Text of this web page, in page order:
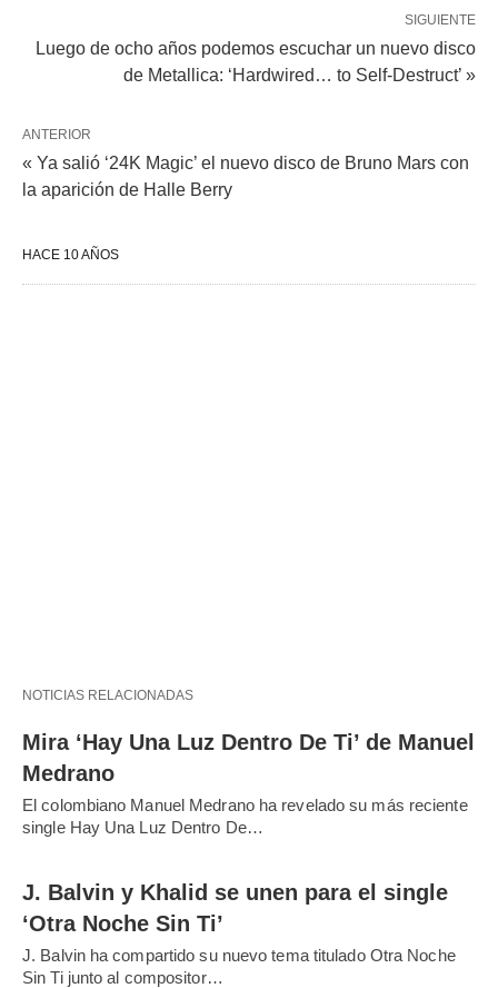
SIGUIENTE
Luego de ocho años podemos escuchar un nuevo disco
de Metallica: ‘Hardwired… to Self-Destruct’ »
ANTERIOR
« Ya salió ‘24K Magic’ el nuevo disco de Bruno Mars con
la aparición de Halle Berry
HACE 10 AÑOS
NOTICIAS RELACIONADAS
Mira ‘Hay Una Luz Dentro De Ti’ de Manuel
Medrano
El colombiano Manuel Medrano ha revelado su más reciente
single Hay Una Luz Dentro De…
J. Balvin y Khalid se unen para el single
‘Otra Noche Sin Ti’
J. Balvin ha compartido su nuevo tema titulado Otra Noche
Sin Ti junto al compositor…